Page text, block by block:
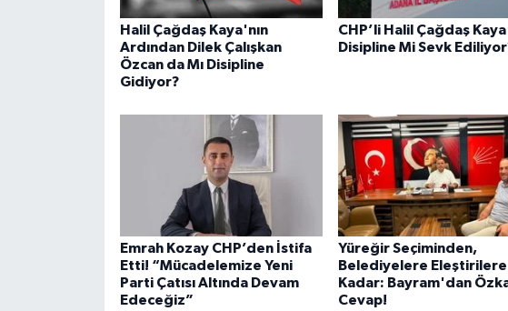
Halil Çağdaş Kaya'nın
Ardından Dilek Çalışkan
Özcan da Mı Disipline
Gidiyor?
CHP’li Halil Çağdaş Kaya
Disipline Mi Sevk
Emrah Kozay CHP’den İstifa
Etti! “Mücadelemize Yeni
Parti Çatısı Altında Devam
Edeceğiz”
Yüreğir Seçiminden,
Belediyelere Eleştirilere
Kadar: Bayram'dan
Cevap!